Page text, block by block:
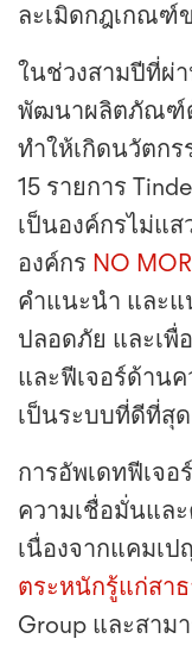
ละเมิดกฎเกณฑ์
ในช่วงสามปีที่ผ่
พัฒนาผลิตภัณฑ์ด้
ทำให้เกิดนวัตก
15 รายการ
เป็นองค์กรไม่แส
องค์กร NO
คำแนะนำ และแ
ปลอดภัย และเพื่
และฟีเจอร์ด้าน
เป็นระบบที่ดีที่สุด
การอัพเดทฟีเจ
ความเชื่อมั่นแล
เนื่องจากแคมเป
ตระหนักรู้แก่สา
Group และสาม